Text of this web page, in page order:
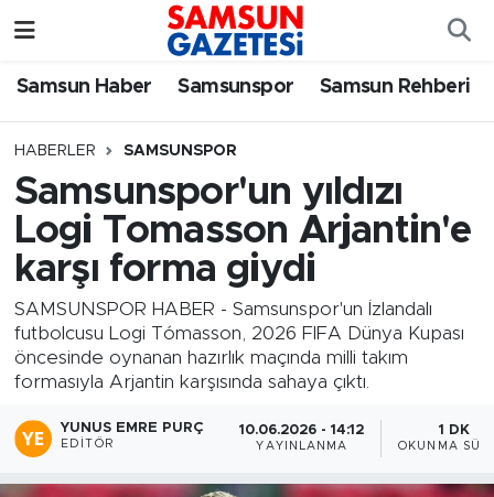
Samsun Haber Samsunspor Samsun Rehberi
HABERLER SAMSUNSPOR
Samsunspor'un yıldızı
Logi Tomasson Arjantin'e
karşı forma giydi
SAMSUNSPOR HABER - Samsunspor'un İzlandalı
futbolcusu Logi Tómasson, 2026 FIFA Dünya Kupası
öncesinde oynanan hazırlık maçında milli takım
formasıyla Arjantin karşısında sahaya çıktı.
YUNUS EMRE PURÇ
EDITÖR
10.06.2026 - 14:12
YAYINLANMA
1 DK
OKUNMA
Samsun Haber
Samsun Rehberi
Resmi İlanlar
Samsun Nöbetçi Eczaneler
SAMSUN Namaz Vakitleri
Samsun Trafik Yoğunluk Haritası
Süper Lig Puan Durumu ve Fikstür
Tüm Manşetler
Son Dakika Haberleri